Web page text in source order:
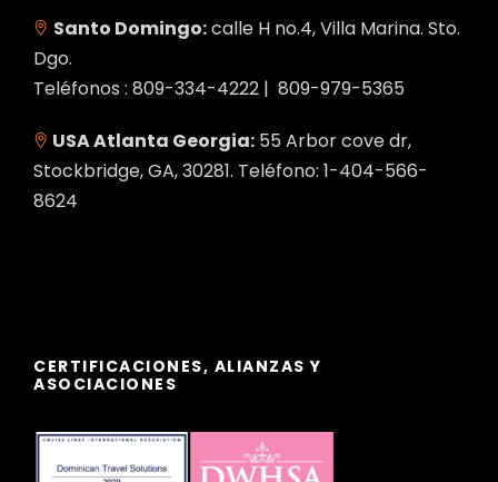
Santo Domingo:calle H no.4, Villa Marina. Sto.
Dgo.
Teléfonos : 809-334-4222 | 809-979-5365
USA Atlanta Georgia: 55 Arbor cove dr,
Stockbridge, GA, 30281. Teléfono: 1-404-566-
8624
CERTIFICACIONES, ALIANZAS Y
ASOCIACIONES